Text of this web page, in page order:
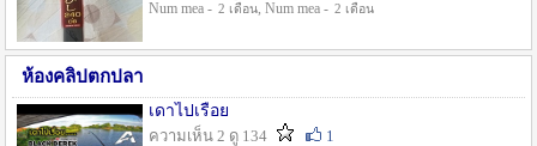
Num mea - 2 เดือน, Num mea - 2 เดือน
ห้องคลิปตกปลา
เดาไปเรื่อย
ความเห็น 2 ดู 134
1